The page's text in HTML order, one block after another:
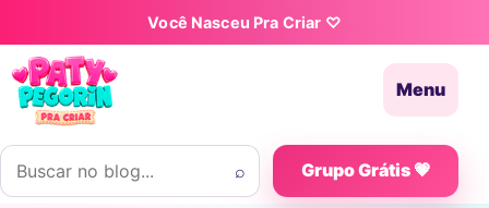
Pular para o conteúdoVocê Nasceu Pra Criar ♡
Menu
Buscar por:
⌕ Grupo Grátis 💗